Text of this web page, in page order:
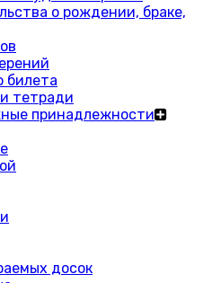
о рождении, браке,
билета
тетради
принадлежности
досок